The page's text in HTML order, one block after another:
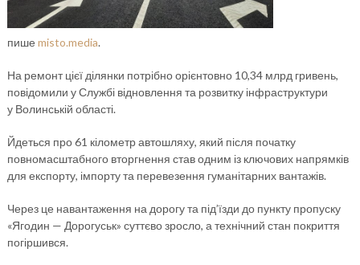
пише misto.media.
На ремонт цієї ділянки потрібно орієнтовно 10,34 млрд гривень,
повідомили у Службі відновлення та розвитку інфраструктури
у Волинській області.
Йдеться про 61 кілометр автошляху, який після початку
повномасштабного вторгнення став одним із ключових напрямків
для експорту, імпорту та перевезення гуманітарних вантажів.
Через це навантаження на дорогу та під’їзди до пункту пропуску
«Ягодин — Дорогуськ» суттєво зросло, а технічний стан покриття
погіршився.